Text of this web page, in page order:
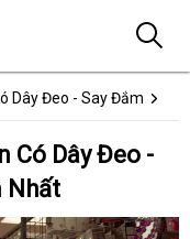
Dây Đeo - Say Đắm
Có Dây Đeo -
Nhất